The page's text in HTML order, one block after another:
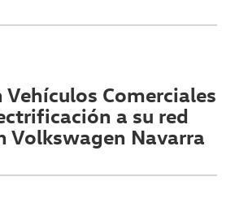
Comerciales
a su red
Volkswagen Navarra